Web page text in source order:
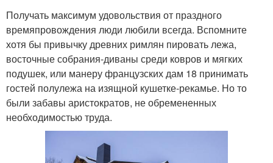
Получать максимум удовольствия от праздного
времяпровождения люди любили всегда. Вспомните
хотя бы привычку древних римлян пировать лежа,
восточные собрания-диваны среди ковров и мягких
подушек, или манеру французских дам 18 принимать
гостей полулежа на изящной кушетке-рекамье. Но то
были забавы аристократов, не обремененных
необходимостью труда.